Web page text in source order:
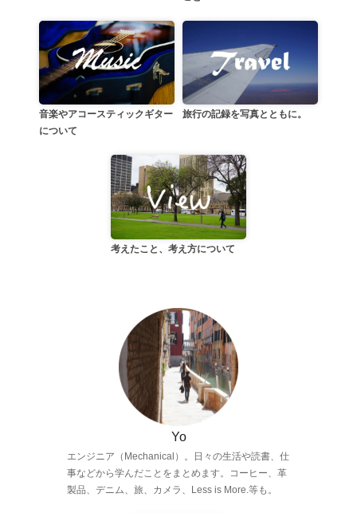
音楽やアコースティックギター
について
旅行の記録を写真とともに。
考えたこと、考え方について
Yo
エンジニア（Mechanical）。日々の生活や読書、仕
事などから学んだことをまとめます。コーヒー、革
製品、デニム、旅、カメラ、Less is More.等も。